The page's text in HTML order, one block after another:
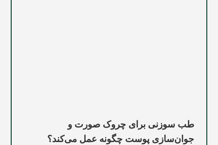
طب سوزنی برای چروک صورت و
جوان‌سازی پوست چگونه عمل می‌کند؟